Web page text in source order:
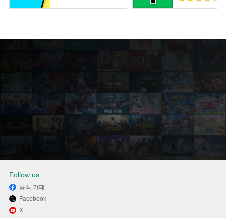
Memu Play에서 LG ThinQ 사용
Follow us
공식 카페
Facebook
X